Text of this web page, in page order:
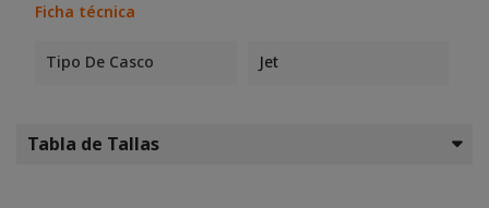
Ficha técnica
Tipo De Casco Jet
Tabla de Tallas